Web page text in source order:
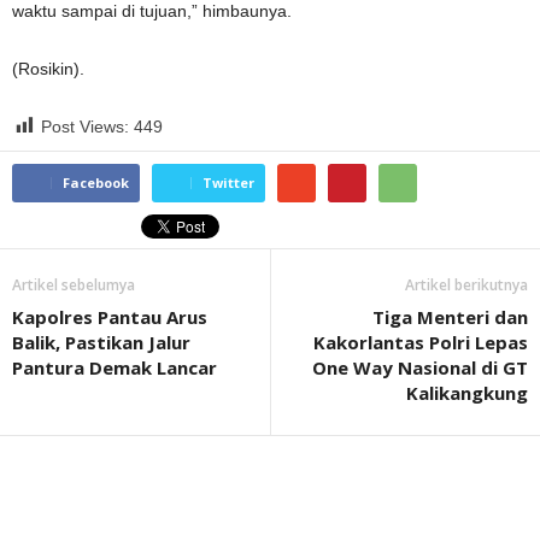
waktu sampai di tujuan,” himbaunya.
(Rosikin).
Post Views: 449
Facebook Twitter
Artikel sebelumya
Kapolres Pantau Arus
Balik, Pastikan Jalur
Pantura Demak Lancar
Artikel berikutnya
Tiga Menteri dan
Kakorlantas Polri Lepas
One Way Nasional di GT
Kalikangkung